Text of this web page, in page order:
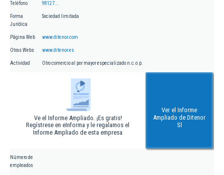
Teléfono 98127...
Forma
Jurídica
Sociedad limitada
Página Web www.ditenor.com
Otras Webs www.ditenor.es
Actividad Otro comercio al por mayor especializado n.c.o.p.
Ve el Informe Ampliado. ¡Es gratis!
Regístrese en eInforma y le regalamos el
Informe Ampliado de esta empresa
Ver el Informe
Ampliado de Ditenor
Sl
Número de
empleados